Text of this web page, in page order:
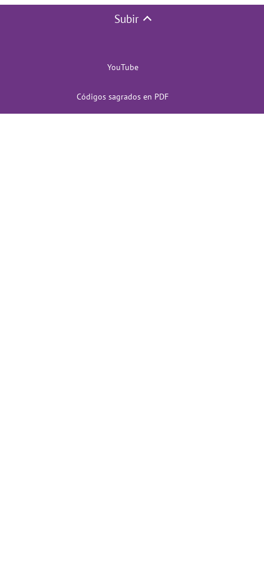
Subir
YouTube
Códigos sagrados en PDF